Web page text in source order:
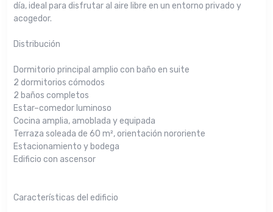
día, ideal para disfrutar al aire libre en un entorno privado y
acogedor.
Distribución
Dormitorio principal amplio con baño en suite
2 dormitorios cómodos
2 baños completos
Estar–comedor luminoso
Cocina amplia, amoblada y equipada
Terraza soleada de 60 m², orientación nororiente
Estacionamiento y bodega
Edificio con ascensor
Características del edificio